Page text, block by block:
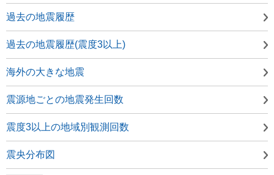
過去の地震履歴
過去の地震履歴(震度3以上)
海外の大きな地震
震源地ごとの地震発生回数
震度3以上の地域別観測回数
震央分布図